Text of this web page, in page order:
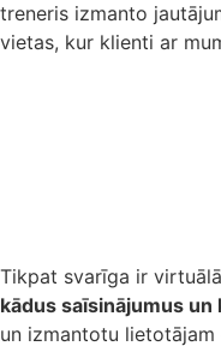
treneris izmanto
vietas, kur klienti ar
Tikpat svarīga ir
kādus saīsinājumus
un izmantotu